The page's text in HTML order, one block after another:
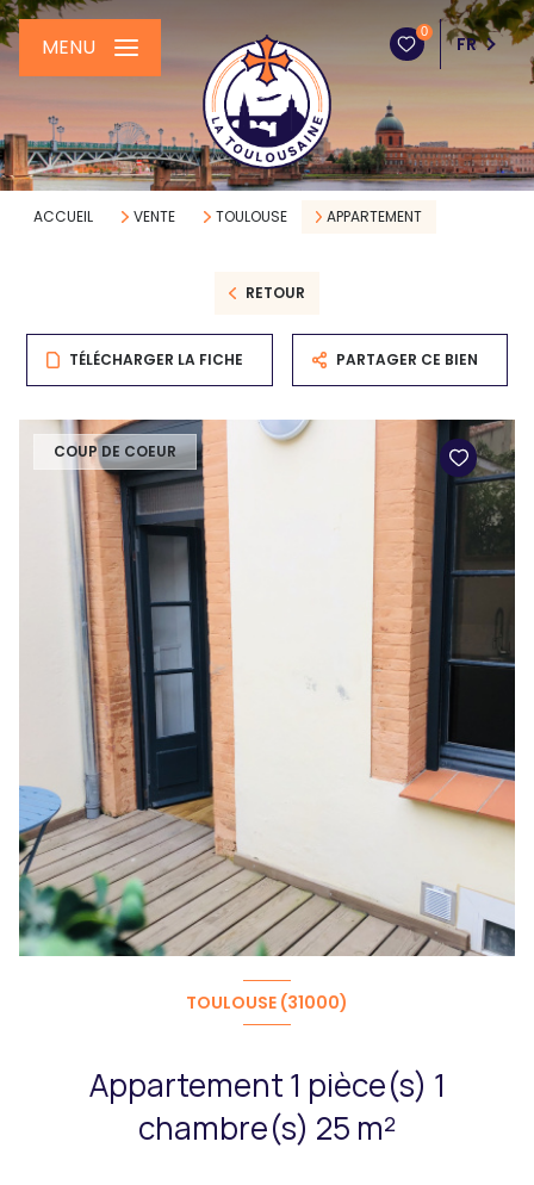
0
FR
MENU
ACCUEIL VENTE TOULOUSE APPARTEMENT
RETOUR
TÉLÉCHARGER LA FICHE PARTAGER CE BIEN
COUP DE COEUR
TOULOUSE (31000)
Appartement 1 pièce(s) 1
chambre(s) 25 m²